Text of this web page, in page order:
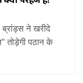
ब्रांड्स ने खरीदे
तोड़ेगी पठान के